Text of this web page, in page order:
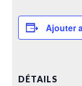
Ajouter
DÉTAILS